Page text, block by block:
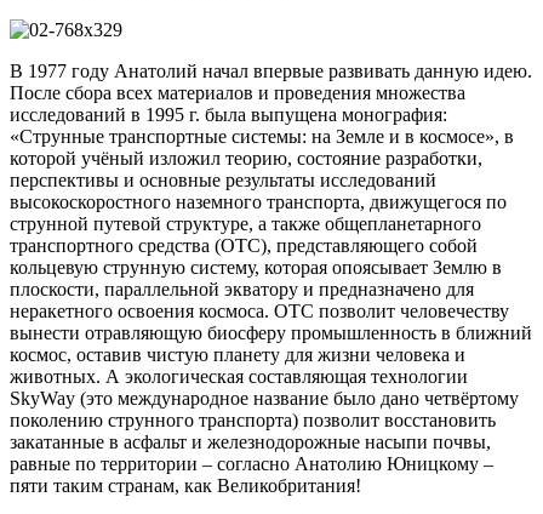
В 1977 году Анатолий начал впервые развивать данную идею.
После сбора всех материалов и проведения множества
исследований в 1995 г. была выпущена монография:
«Струнные транспортные системы: на Земле и в космосе», в
которой учёный изложил теорию, состояние разработки,
перспективы и основные результаты исследований
высокоскоростного наземного транспорта, движущегося по
струнной путевой структуре, а также общепланетарного
транспортного средства (ОТС), представляющего собой
кольцевую струнную систему, которая опоясывает Землю в
плоскости, параллельной экватору и предназначено для
неракетного освоения космоса. ОТС позволит человечеству
вынести отравляющую биосферу промышленность в ближний
космос, оставив чистую планету для жизни человека и
животных. А экологическая составляющая технологии
SkyWay (это международное название было дано четвёртому
поколению струнного транспорта) позволит восстановить
закатанные в асфальт и железнодорожные насыпи почвы,
равные по территории – согласно Анатолию Юницкому –
пяти таким странам, как Великобритания!